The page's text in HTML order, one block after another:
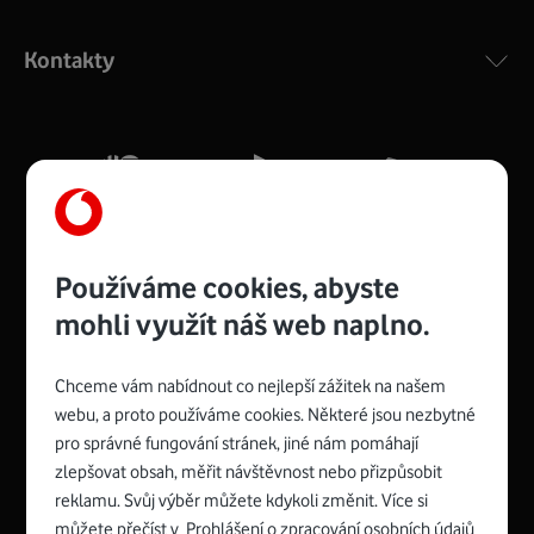
silný signál pro celou domácnost. Kompaktní rozměry 21
Více o COMPAL CH7465VF
Zyxel VMG8623-T50B:
Rozměry modemu jsou 16 x 22 x 7,5 cm (včetně stojánku)
a nabízí 4 gigabitové LAN porty a bezdrátové připojení Wi-
Spojte se s Vodafonem
Kontakty
Používáme cookies, abyste
mohli využít náš web naplno.
Chceme vám nabídnout co nejlepší zážitek na našem
webu, a proto používáme cookies. Některé jsou nezbytné
pro správné fungování stránek, jiné nám pomáhají
zlepšovat obsah, měřit návštěvnost nebo přizpůsobit
reklamu. Svůj výběr můžete kdykoli změnit. Více si
můžete přečíst v Prohlášení o zpracování osobních údajů